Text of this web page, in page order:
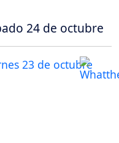
24 de octubre